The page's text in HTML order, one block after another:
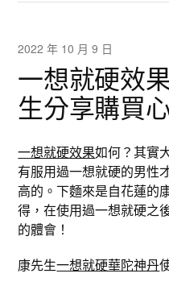
2022 年 10 月 9 日
一想就硬效
生分享購買
一想就硬效果如何？其實
有服用過一想就硬的男性
高的。下麵來是自花蓮的
得，在使用過一想就硬之
的體會！
康先生一想就硬華陀神丹